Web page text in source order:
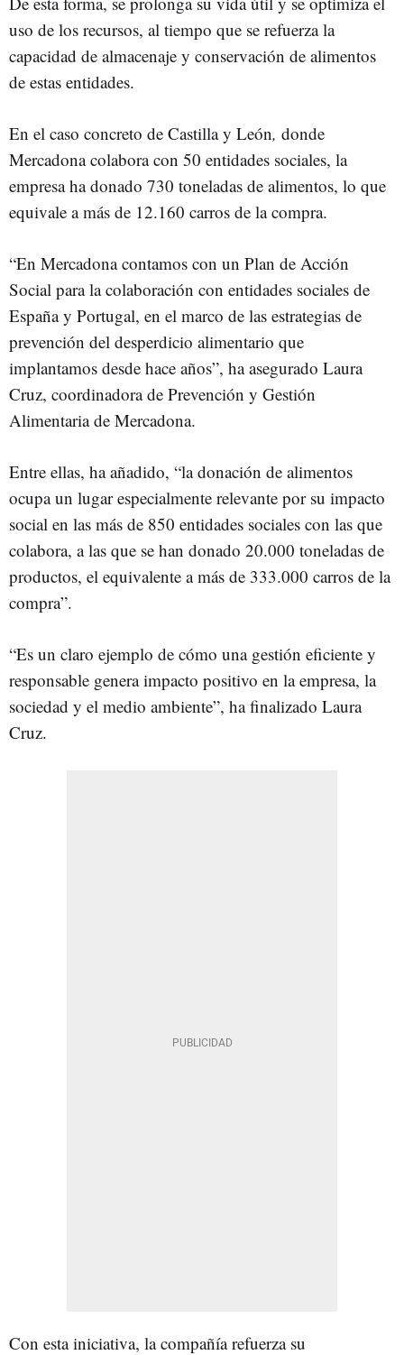
uso de los recursos, al tiempo que se refuerza la
capacidad de almacenaje y conservación de alimentos
de estas entidades.
En el caso concreto de Castilla y León, donde
Mercadona colabora con 50 entidades sociales, la
empresa ha donado 730 toneladas de alimentos, lo que
equivale a más de 12.160 carros de la compra.
“En Mercadona contamos con un Plan de Acción
Social para la colaboración con entidades sociales de
España y Portugal, en el marco de las estrategias de
prevención del desperdicio alimentario que
implantamos desde hace años”, ha asegurado Laura
Cruz, coordinadora de Prevención y Gestión
Alimentaria de Mercadona.
Entre ellas, ha añadido, “la donación de alimentos
ocupa un lugar especialmente relevante por su impacto
social en las más de 850 entidades sociales con las que
colabora, a las que se han donado 20.000 toneladas de
productos, el equivalente a más de 333.000 carros de la
compra”.
“Es un claro ejemplo de cómo una gestión eficiente y
responsable genera impacto positivo en la empresa, la
sociedad y el medio ambiente”, ha finalizado Laura
Cruz.
Con esta iniciativa, la compañía refuerza su